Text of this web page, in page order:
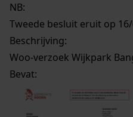
NB:
Tweede besluit eruit op
Beschrijving:
Woo-verzoek Wijkpark
Bevat: